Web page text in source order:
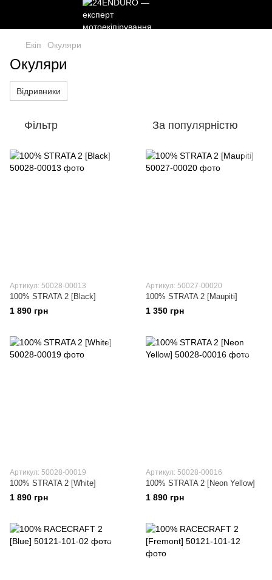
Екіп Окуляри
Окуляри
Відривники
Фільтр За популярністю
Артикул: 50028-00013
100% STRATA 2 [Black]
1 890 грн
Артикул: 50027-00020
100% STRATA 2 [Maupiti]
1 350 грн
Артикул: 50028-00019
100% STRATA 2 [White]
1 890 грн
Артикул: 50028-00016
100% STRATA 2 [Neon Yellow]
1 890 грн